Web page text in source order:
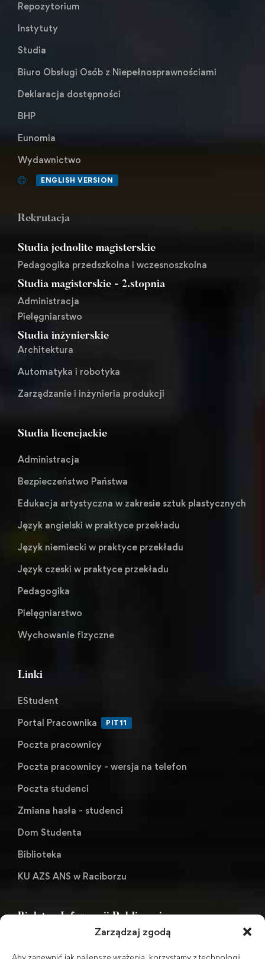
Zarządzaj zgodą
Repozytorium
Instytuty
Studia
Biuro Obsługi Osób z Niepełnosprawnościami
Deklaracja dostępności
BHP
Eunomia
Wydawnictwo
ENGLISH VERSION
Rekrutacja
Studia jednolite magisterskie
Pedagogika przedszkolna i wczesnoszkolna
Studia magisterskie - 2.stopnia
Administracja
Pielęgniarstwo
Studia inżynierskie
Architektura
Automatyka i robotyka
Zarządzanie i inżynieria produkcji
Studia licencjackie
Administracja
Bezpieczeństwo Państwa
Edukacja artystyczna w zakresie sztuk plastycznych
Język angielski w praktyce przekładu
Język niemiecki w praktyce przekładu
Język czeski w praktyce przekładu
Pedagogika
Pielęgniarstwo
Wychowanie fizyczne
Linki
EStudent
Portal Pracownika
PIT11
Poczta pracownicy
Poczta pracownicy - wersja na telefon
Poczta studenci
Zmiana hasła - studenci
Dom Studenta
Biblioteka
KU AZS ANS w Raciborzu
Biuletyn Informacji Publicznej